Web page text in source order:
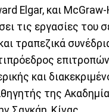
Elgar, και McGraw-
τις εργασίες του
τραπεζικά
και
της